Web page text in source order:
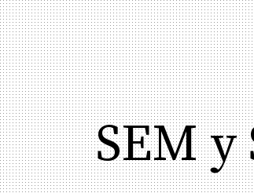
SEM